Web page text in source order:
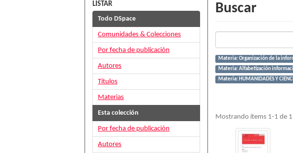
Buscar
Materia: Organización de la
Materia: Alfabetización
Materia: HUMANIDADES Y
Mostrando ítems 1-1 de 1
LISTAR
Todo DSpace
Comunidades & Colecciones
Por fecha de publicación
Autores
Títulos
Materias
Esta colección
Por fecha de publicación
Autores